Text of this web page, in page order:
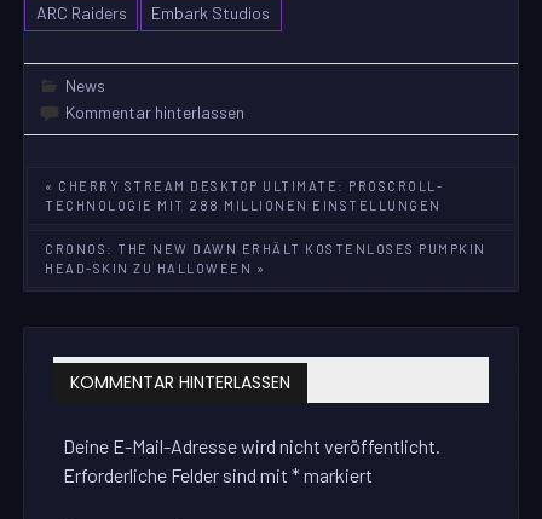
ARC Raiders Embark Studios
News
Kommentar hinterlassen
Beitragsnavigation
« CHERRY STREAM DESKTOP ULTIMATE: PROSCROLL-
TECHNOLOGIE MIT 288 MILLIONEN EINSTELLUNGEN
CRONOS: THE NEW DAWN ERHÄLT KOSTENLOSES PUMPKIN
HEAD-SKIN ZU HALLOWEEN »
KOMMENTAR HINTERLASSEN
Deine E-Mail-Adresse wird nicht veröffentlicht.
Erforderliche Felder sind mit*markiert